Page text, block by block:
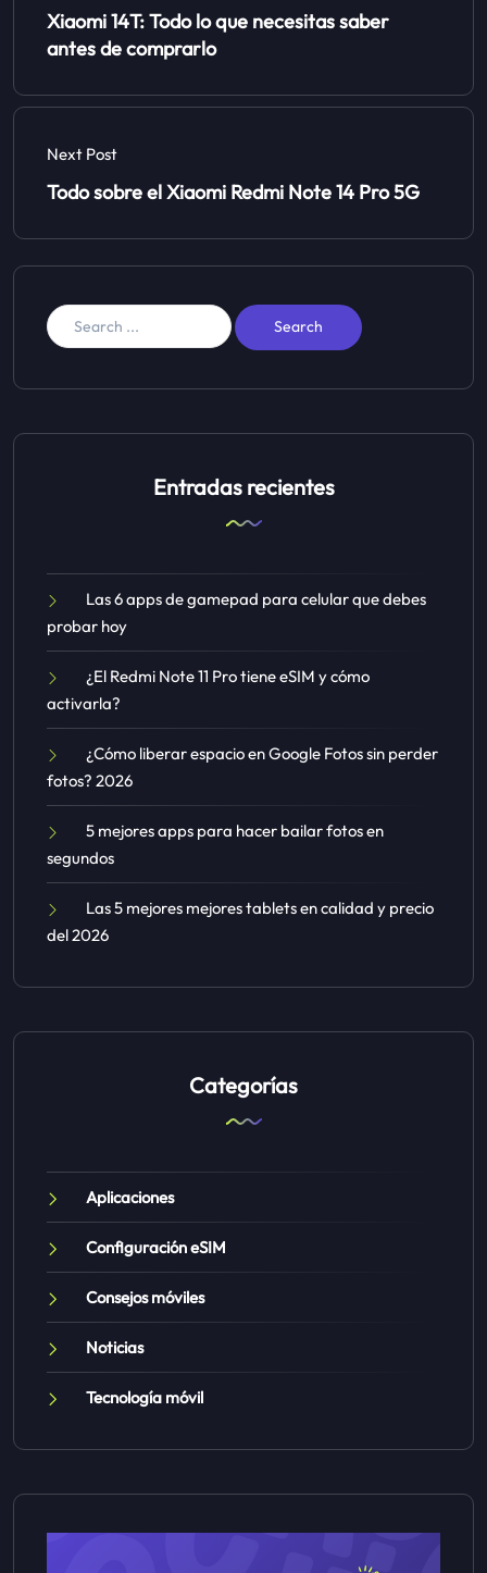
Xiaomi 14T: Todo lo que necesitas saber
antes de comprarlo
Next Post
Todo sobre el Xiaomi Redmi Note 14 Pro 5G
Entradas recientes
Las 6 apps de gamepad para celular que debes
probar hoy
¿El Redmi Note 11 Pro tiene eSIM y cómo
activarla?
¿Cómo liberar espacio en Google Fotos sin perder
fotos? 2026
5 mejores apps para hacer bailar fotos en
segundos
Las 5 mejores mejores tablets en calidad y precio
del 2026
Categorías
Aplicaciones
Configuración eSIM
Consejos móviles
Noticias
Tecnología móvil